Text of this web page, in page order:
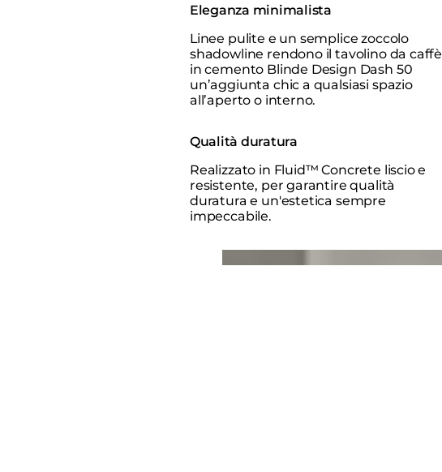
Eleganza minimalista
Linee pulite e un semplice zoccolo
shadowline rendono il tavolino da caffè
in cemento Blinde Design Dash 50
un’aggiunta chic a qualsiasi spazio
all’aperto o interno.
Qualità duratura
Realizzato in Fluid™ Concrete liscio e
resistente, per garantire qualità
duratura e un'estetica sempre
impeccabile.